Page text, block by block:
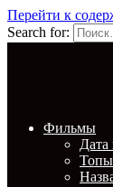
Перейти к
Search for:
Фильмы
Дата
Топы